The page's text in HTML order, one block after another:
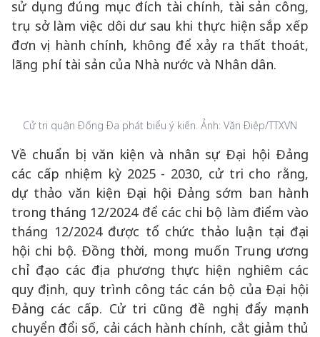
sử dụng đúng mục đích tài chính, tài sản công,
trụ sở làm việc dôi dư sau khi thực hiện sắp xếp
đơn vị hành chính, không để xảy ra thất thoát,
lãng phí tài sản của Nhà nước và Nhân dân.
Cử tri quận Đống Đa phát biểu ý kiến. Ảnh: Văn Điệp/TTXVN
Về chuẩn bị văn kiện và nhân sự Đại hội Đảng
các cấp nhiệm kỳ 2025 - 2030, cử tri cho rằng,
dự thảo văn kiện Đại hội Đảng sớm ban hành
trong tháng 12/2024 để các chi bộ làm điểm vào
tháng 12/2024 được tổ chức thảo luận tại đại
hội chi bộ. Đồng thời, mong muốn Trung ương
chỉ đạo các địa phương thực hiện nghiêm các
quy định, quy trình công tác cán bộ của Đại hội
Đảng các cấp. Cử tri cũng đề nghị đẩy mạnh
chuyển đổi số, cải cách hành chính, cắt giảm thủ